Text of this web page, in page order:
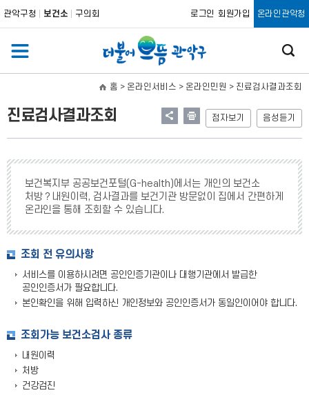
관악구청 보건소 구의회 로그인 회원가입 온라인관악청
홈 > 온라인서비스 > 온라인민원 > 진료검사결과조회
진료검사결과조회 점자보기 음성듣기
보건복지부 공공보건포털(G-health)에서는 개인의 보건소
처방？내원이력, 검사결과를 보건기관 방문없이 집에서 간편하게
온라인을 통해 조회할 수 있습니다.
조회 전 유의사항
서비스를 이용하시려면 공인인증기관이나 대행기관에서 발급한
공인인증서가 필요합니다.
본인확인을 위해 입력하신 개인정보와 공인인증서가 동일인이어야 합니다.
조회가능 보건소검사 종류
내원이력
처방
건강검진